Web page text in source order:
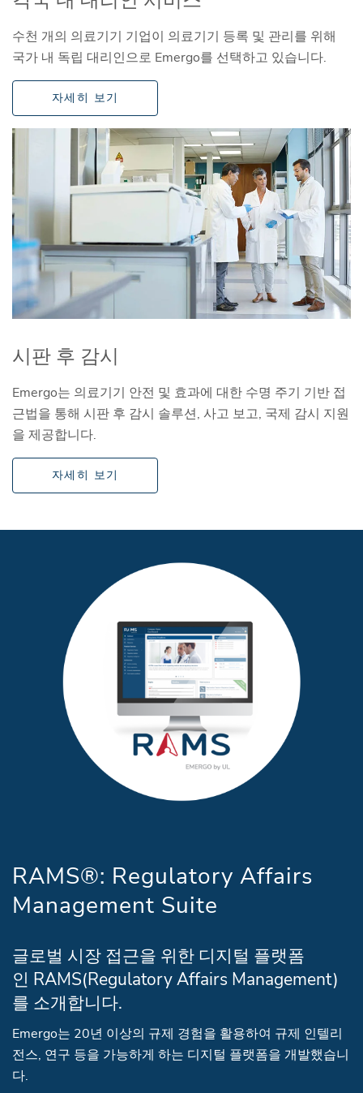
수천 개의 의료기기 기업이 의료기기 등록 및 관리를 위해
국가 내 독립 대리인으로 Emergo를 선택하고 있습니다.
자세히 보기
시판 후 감시
Emergo는 의료기기 안전 및 효과에 대한 수명 주기 기반 접
근법을 통해 시판 후 감시 솔루션, 사고 보고, 국제 감시 지원
을 제공합니다.
자세히 보기
RAMS®: Regulatory Affairs
Management Suite
글로벌 시장 접근을 위한 디지털 플랫폼
인 RAMS(Regulatory Affairs Management)
를 소개합니다.
Emergo는 20년 이상의 규제 경험을 활용하여 규제 인텔리
전스, 연구 등을 가능하게 하는 디지털 플랫폼을 개발했습니
다.